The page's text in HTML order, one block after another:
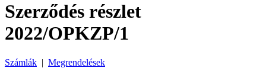
Szerződés részlet
2022/OPKZP/1
Számlák | Megrendelések